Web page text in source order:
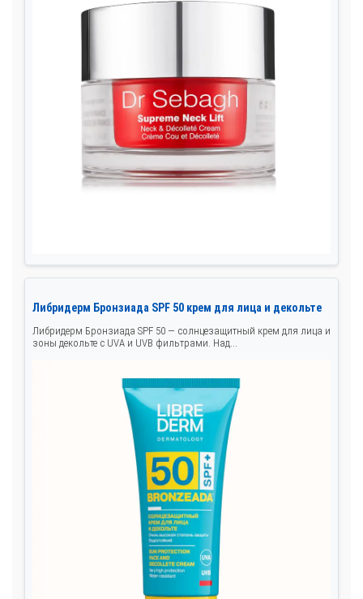
Либридерм Бронзиада SPF 50 крем для лица и декольте
Либридерм Бронзиада SPF 50 — солнцезащитный крем для лица и
зоны декольте с UVA и UVB фильтрами. Над...